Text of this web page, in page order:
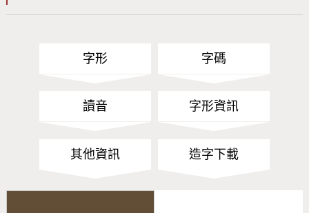
字形 字碼
讀音 字形資訊
其他資訊 造字下載